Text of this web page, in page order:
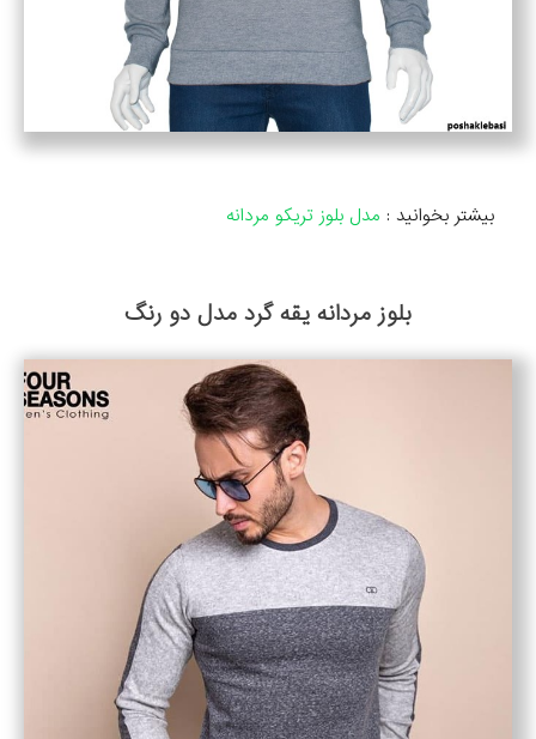
بیشتر بخوانید : مدل بلوز تریکو مردانه
بلوز مردانه یقه گرد مدل دو رنگ